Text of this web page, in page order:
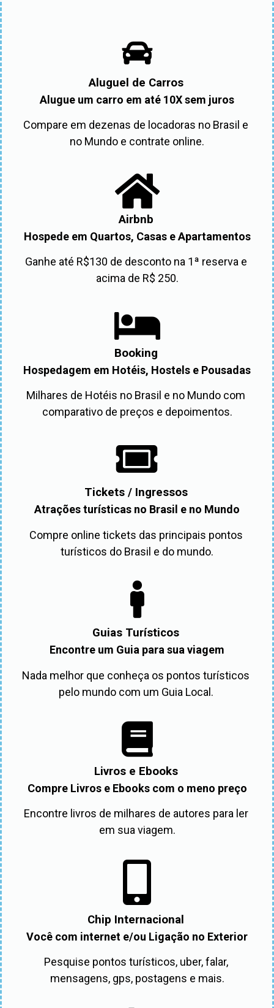
Aluguel de Carros
Alugue um carro em até 10X sem juros
Compare em dezenas de locadoras no Brasil e
no Mundo e contrate online.
Airbnb
Hospede em Quartos, Casas e Apartamentos
Ganhe até R$130 de desconto na 1ª reserva e
acima de R$ 250.
Booking
Hospedagem em Hotéis, Hostels e Pousadas
Milhares de Hotéis no Brasil e no Mundo com
comparativo de preços e depoimentos.
Tickets / Ingressos
Atrações turísticas no Brasil e no Mundo
Compre online tickets das principais pontos
turísticos do Brasil e do mundo.
Guias Turísticos
Encontre um Guia para sua viagem
Nada melhor que conheça os pontos turísticos
pelo mundo com um Guia Local.
Livros e Ebooks
Compre Livros e Ebooks com o meno preço
Encontre livros de milhares de autores para ler
em sua viagem.
Chip Internacional
Você com internet e/ou Ligação no Exterior
Pesquise pontos turísticos, uber, falar,
mensagens, gps, postagens e mais.